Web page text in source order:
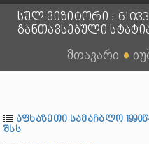
სულ ვიზიტორი :
განთავსებული
მთავარი ●
აფხაზეთი სამაჩბლო
შსს